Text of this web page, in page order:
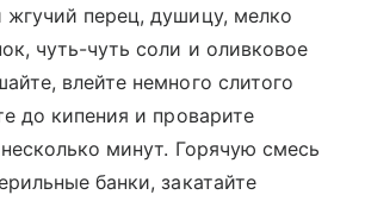
перец, душицу, мелко
чуть-чуть соли и оливковое
влейте немного слитого
до кипения и проварите
минут. Горячую смесь
банки, закатайте